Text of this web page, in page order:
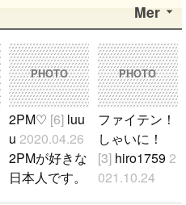
Mer
PHOTO
2PM♡ [6] luu
u2020.04.26
2PMが好きな
日本人です。
PHOTO
ファイテン！
しゃいに！
[3]hiro17592
021.10.24